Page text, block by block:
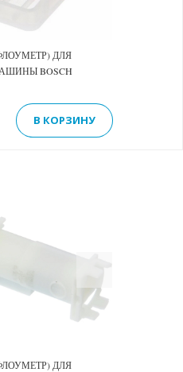
ДЛЯ
BOSCH
В КОРЗИНУ
Next
ДЛЯ